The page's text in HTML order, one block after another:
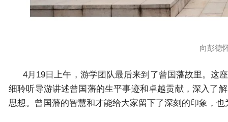
向彭德
4月19日上午，游学团队最后来到了曾国藩故里。这
细聆听导游讲述曾国藩的生平事迹和卓越贡献，深入了
思想。曾国藩的智慧和才能给大家留下了深刻的印象，